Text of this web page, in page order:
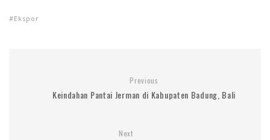
Ekspor
Previous
Keindahan Pantai Jerman di Kabupaten Badung, Bali
Next